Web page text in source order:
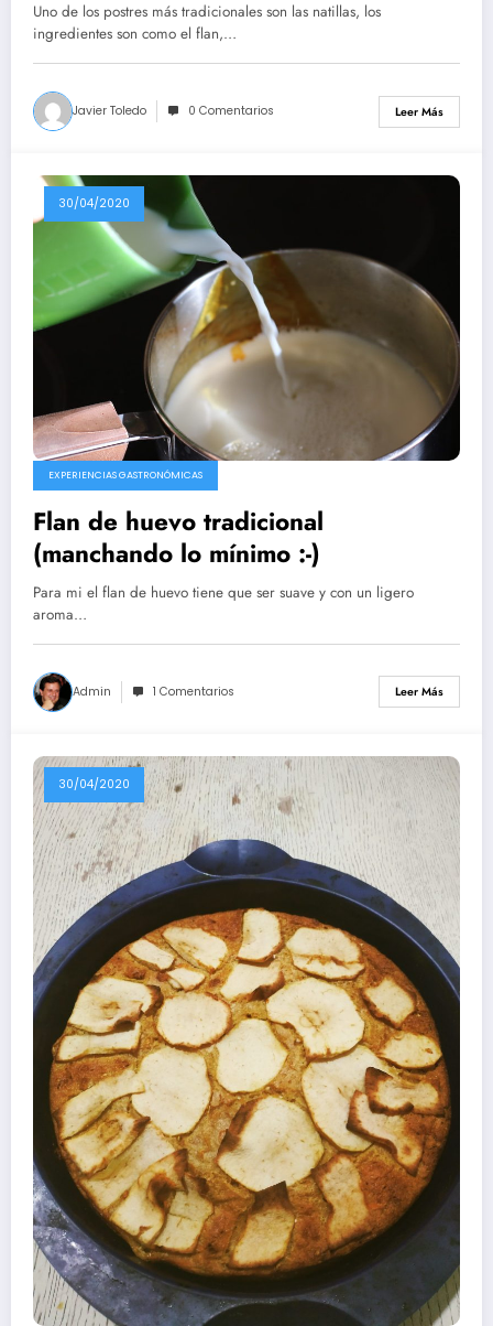
Uno de los postres más tradicionales son las natillas, los
ingredientes son como el flan,…
Javier Toledo 0 Comentarios Leer Más
30/04/2020
EXPERIENCIAS GASTRONÓMICAS
Flan de huevo tradicional
(manchando lo mínimo :-)
Para mi el flan de huevo tiene que ser suave y con un ligero
aroma…
Admin 1 Comentarios Leer Más
30/04/2020